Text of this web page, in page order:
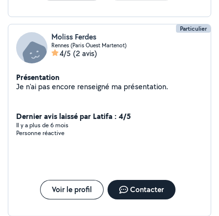
Particulier
Moliss Ferdes
Rennes (Paris Ouest Martenot)
4/5 (2 avis)
Présentation
Je n'ai pas encore renseigné ma présentation.
Dernier avis laissé par Latifa : 4/5
Il y a plus de 6 mois
Personne réactive
Voir le profil Contacter